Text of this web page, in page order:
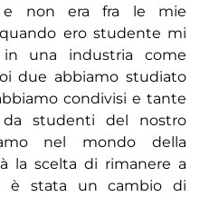
e non era fra le mie
ero studente mi
in una industria come
due abbiamo studiato
condivisi e tante
da studenti del nostro
nel mondo della
la scelta di rimanere a
è stata un cambio di